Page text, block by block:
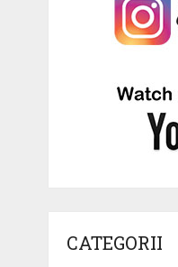
CATEGORII